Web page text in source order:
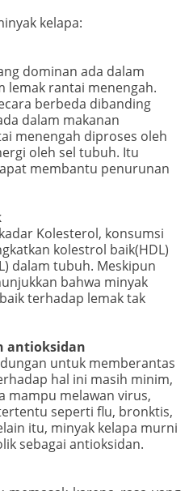
kelapa:
dominan ada dalam
lemak rantai menengah.
berbeda dibanding
dalam makanan
menengah diproses oleh
oleh sel tubuh. Itu
membantu penurunan
Kolesterol, konsumsi
kolestrol baik(HDL)
dalam tubuh. Meskipun
bahwa minyak
terhadap lemak tak
antioksidan
untuk memberantas
hal ini masih minim,
mampu melawan virus,
seperti flu, bronktis,
itu, minyak kelapa murni
sebagai antioksidan.